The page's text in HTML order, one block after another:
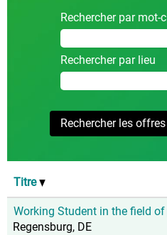
Rechercher par mot-
Rechercher par lieu
Titre
Working Student in the field
Regensburg, DE